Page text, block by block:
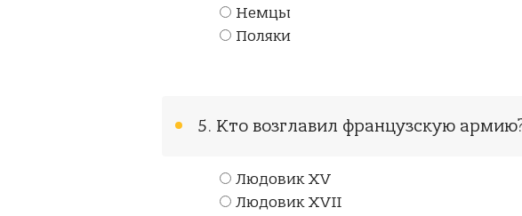
Немцы
Поляки
5. Кто возглавил французскую
Людовик XV
Людовик XVII